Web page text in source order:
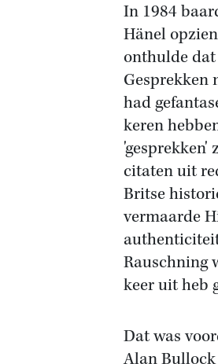
In 1984
Hänel
onthulde
Gesprekken
had
keren
citaten uit
Britse
vermaarde
Rauschning
keer uit heb
Dat was